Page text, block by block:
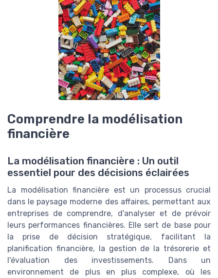
Comprendre la modélisation
financière
La modélisation financière : Un outil
essentiel pour des décisions éclairées
La modélisation financière est un processus crucial
dans le paysage moderne des affaires, permettant aux
entreprises de comprendre, d'analyser et de prévoir
leurs performances financières. Elle sert de base pour
la prise de décision stratégique, facilitant la
planification financière, la gestion de la trésorerie et
l'évaluation des investissements. Dans un
environnement de plus en plus complexe, où les